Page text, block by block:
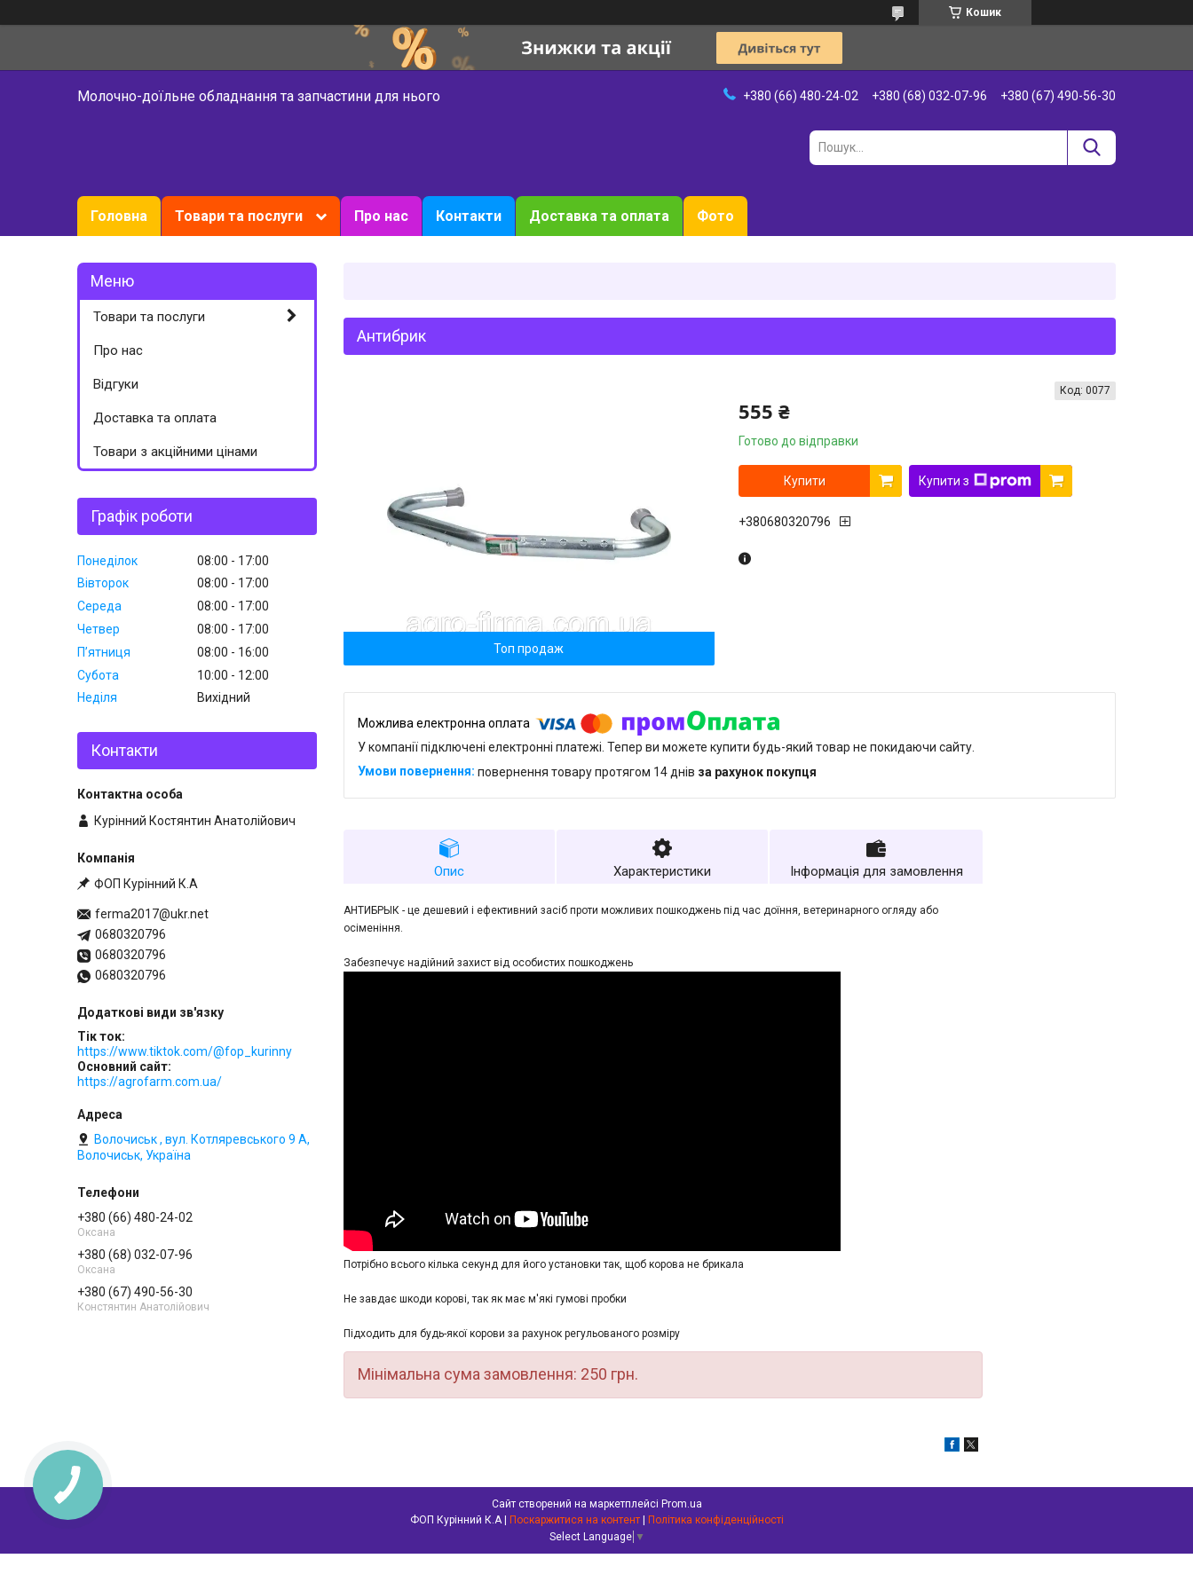
Кошик
Молочно-доїльне обладнання та запчастини для нього +380 (66) 480-24-02 +380 (68) 032-07-96 +380 (67) 490-56-30
Головна Товари та послуги Про нас Контакти Доставка та оплата Фото
Антибрик
Топ продаж
555 ₴
Готово до відправки
Код: 0077
Купити Купити з
+380680320796
У компанії підключені електронні платежі. Тепер ви можете купити будь-який товар не покидаючи сайту.
повернення товару протягом 14 днів за рахунок покупця
Опис Характеристики Інформація для замовлення
АНТИБРЫК - це дешевий і ефективний засіб проти можливих пошкоджень під час доїння, ветеринарного огляду або
осіменіння.
Забезпечує надійний захист від особистих пошкоджень
Потрібно всього кілька секунд для його установки так, щоб корова не брикала
Не завдає шкоди корові, так як має м'які гумові пробки
Підходить для будь-якої корови за рахунок регульованого розміру
Мінімальна сума замовлення: 250 грн.
Товари та послуги
Про нас
Відгуки
Доставка та оплата
Товари з акційними цінами
Графік роботи
Понеділок 08:00
17:00
Вівторок
08:00
17:00
Середа
08:00
17:00
Четвер
08:00
17:00
Пʼятниця
08:00
16:00
Субота
10:00
12:00
Неділя
Вихідний
Контакти
Курінний Костянтин Анатолійович
ФОП Курінний К.А
ferma2017@ukr.net
0680320796
0680320796
0680320796
Тік ток
https://www.tiktok.com/@fop_kurinny
Основний сайт
https://agrofarm.com.ua/
Волочиськ , вул. Котляревського 9 А,
Волочиськ, Україна
+380 (66) 480-24-02
Оксана
+380 (68) 032-07-96
Оксана
+380 (67) 490-56-30
Констянтин Анатолійович
Сайт створений на маркетплейсі Prom.ua
Поскаржитися на контент
Політика конфіденційності
Select Language ▼